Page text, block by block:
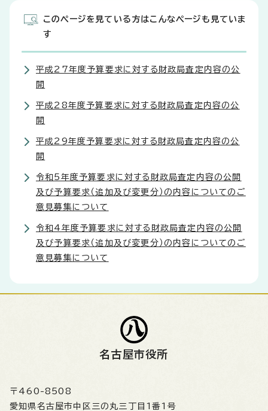
このページを見ている方はこんなページも見ていま
す
平成27年度予算要求に対する財政局査定内容の公
開
平成28年度予算要求に対する財政局査定内容の公
開
平成29年度予算要求に対する財政局査定内容の公
開
令和5年度予算要求に対する財政局査定内容の公開
及び予算要求（追加及び変更分）の内容についてのご
意見募集について
令和4年度予算要求に対する財政局査定内容の公開
及び予算要求（追加及び変更分）の内容についてのご
意見募集について
名古屋市役所
〒460-8508
愛知県名古屋市中区三の丸三丁目1番1号